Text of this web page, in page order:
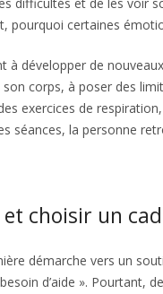
pourquoi certaines
à développer de
son corps, à poser des
exercices de
séances, la personne
et choisir un
démarche vers un
d’aide ».